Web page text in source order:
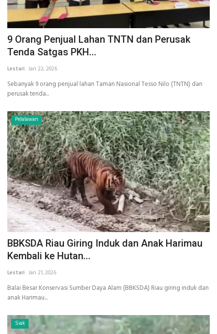
9 Orang Penjual Lahan TNTN dan Perusak
Tenda Satgas PKH...
Lestari Jan 22, 2026
Sebanyak 9 orang penjual lahan Taman Nasional Tesso Nilo (TNTN) dan
perusak tenda...
Pelalawan
BBKSDA Riau Giring Induk dan Anak Harimau
Kembali ke Hutan...
Lestari Jan 21, 2026
Balai Besar Konservasi Sumber Daya Alam (BBKSDA) Riau giring induk dan
anak Harimau...
Siak